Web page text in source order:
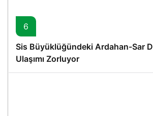
6
Sis Büyüklüğündeki Ardahan-Sar
Ulaşımı Zorluyor